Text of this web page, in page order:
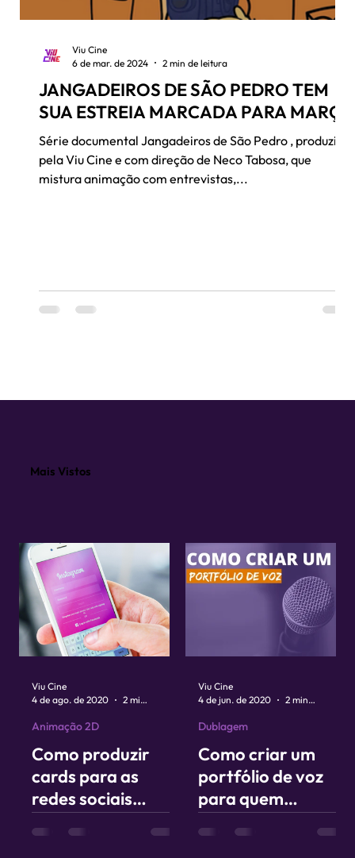
JANGADEIROS DE SÃO PEDRO TEM
SUA ESTREIA MARCADA PARA MARÇO
Série documental Jangadeiros de São Pedro , produzida
pela Viu Cine e com direção de Neco Tabosa, que
mistura animação com entrevistas,...
Viu Cine
6 de mar. de 2024
2 min de leitura
Mais Vistos
Como produzir
cards para as
redes sociais
celular?
Animação 2D
Viu Cine
4 de ago. de 2020
2 min de leitura
Como criar um
portfólio de voz
para quem
dublagem e voz
Dublagem
Viu Cine
4 de jun. de 2020
2 min de leitura